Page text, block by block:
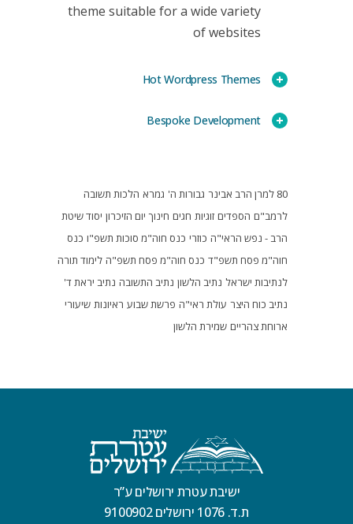
theme suitable for a wide variety
of websites
Hot Wordpress Themes
Bespoke Development
80 למרן הרב אבינר גבורות ה' גמרא הלכות תשובה
לרמב"ם הספדים זוגיות חגים חינוך יום הזיכרון יסוד שיטת
הרב - נפש הראי"ה כוזרי כנס חוה"מ סוכות תשפ"ו כנס
חוה"מ פסח תשפ"ד כנס חוה"מ פסח תשפ"ה לימוד תורה
לנתיבות ישראל נתיב הלשון נתיב התשובה נתיב יראת ד'
נתיב כוח היצר עולת ראי"ה פרשת שבוע ראיונות שיעורי
ארוחת צהריים שמירת הלשון
ישיבת עטרת ירושלים ע”ר
ת.ד. 1076 ירושלים 9100902